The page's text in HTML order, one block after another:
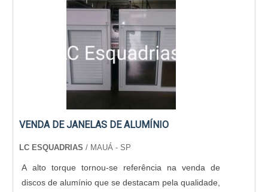
qualidade, e prestando serviços relacionados ao
segmento. .
VENDA DE JANELAS DE ALUMÍNIO
LC ESQUADRIAS / MAUÁ - SP
A alto torque tornou-se referência na venda de
discos de alumínio que se destacam pela qualidade,